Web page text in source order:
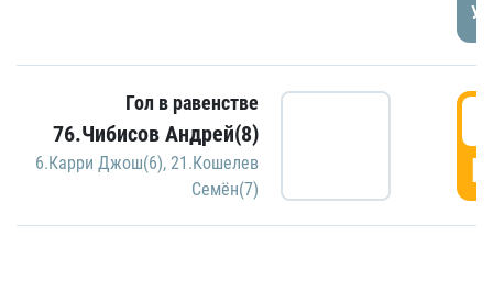
Гол в равенстве
76.Чибисов Андрей(8)
6.Карри Джош(6), 21.Кошелев
Семён(7)